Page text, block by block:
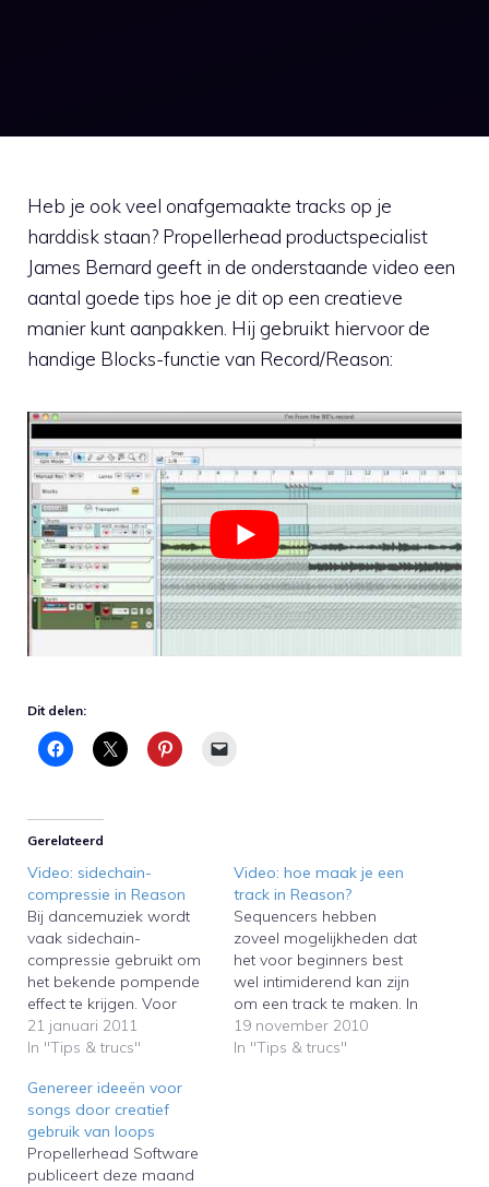
Heb je ook veel onafgemaakte tracks op je
harddisk staan? Propellerhead productspecialist
James Bernard geeft in de onderstaande video een
aantal goede tips hoe je dit op een creatieve
manier kunt aanpakken. Hij gebruikt hiervoor de
handige Blocks-functie van Record/Reason:
Dit delen:
Gerelateerd
Video: sidechain-
compressie in Reason
Bij dancemuziek wordt
vaak sidechain-
compressie gebruikt om
het bekende pompende
effect te krijgen. Voor
beginnende Reason-
gebruikers kan het lastig
te passen. Propellerhead
Software-specialist
James Bernard laat in de
onderstaande video zien
hoe sidechain-
21 januari 2011
In "Tips & trucs"
Video: hoe maak je een
track in Reason?
Sequencers hebben
zoveel mogelijkheden dat
het voor beginners best
wel intimiderend kan zijn
om een track te maken. In
deze video van
Propellerhead Software
19 november 2010
In "Tips & trucs"
Genereer ideeën voor
songs door creatief
gebruik van loops
Propellerhead Software
publiceert deze maand